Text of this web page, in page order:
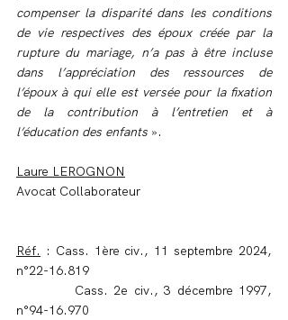
compenser la disparité dans les conditions
de vie respectives des époux créée par la
rupture du mariage, n’a pas à être incluse
dans l’appréciation des ressources de
l’époux à qui elle est versée pour la fixation
de la contribution à l’entretien et à
l’éducation des enfants ».
Laure LEROGNON
Avocat Collaborateur
Réf. : Cass. 1ère civ., 11 septembre 2024,
n°22-16.819
Cass. 2e civ., 3 décembre 1997,
n°94-16.970